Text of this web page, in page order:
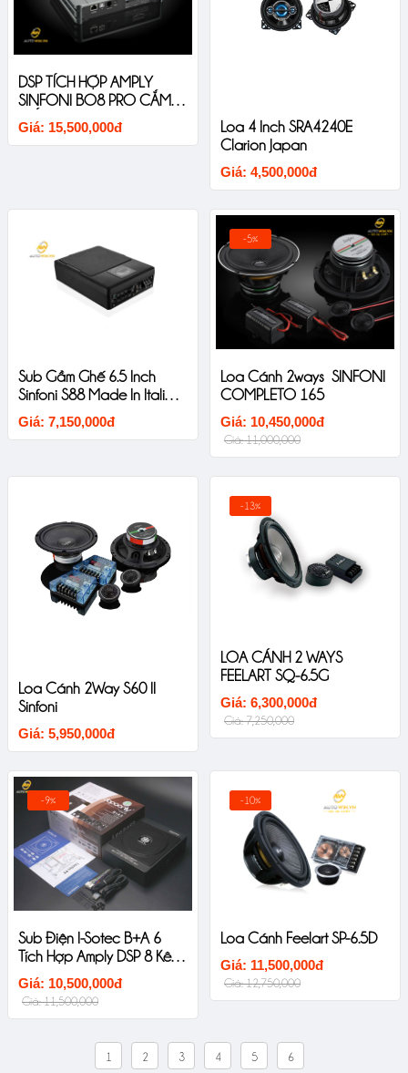
DSP TÍCH HỢP AMPLY
SINFONI BO8 PRO CẮM
GIẮC ZIN CHO XE ĐÃ CÓ
AMPLY
Giá: 15,500,000đ
Loa 4 Inch SRA4240E
Clarion Japan
Giá: 4,500,000đ
Sub Gầm Ghế 6.5 Inch
Sinfoni S88 Made In Italia
New Untral Thin
Giá: 7,150,000đ
-5%
Loa Cánh 2ways SINFONI
COMPLETO 165
Giá: 10,450,000đ
Giá: 11,000,000
Loa Cánh 2Way S60 II
Sinfoni
Giá: 5,950,000đ
-13%
LOA CÁNH 2 WAYS
FEELART SQ-6.5G
Giá: 6,300,000đ
Giá: 7,250,000
-9%
Sub Điện I-Sotec B+A 6
Tích Hợp Amply DSP 8 Kênh
Ô Tô Cao Cấp
Giá: 10,500,000đ
Giá: 11,500,000
-10%
Loa Cánh Feelart SP-6.5D
Giá: 11,500,000đ
Giá: 12,750,000
1 2 3 4 5 6